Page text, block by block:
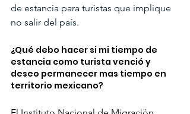
de estancia para turistas que implique
no salir del país.
¿Qué debo hacer si mi tiempo de
estancia como turista venció y
deseo permanecer mas tiempo en
territorio mexicano?